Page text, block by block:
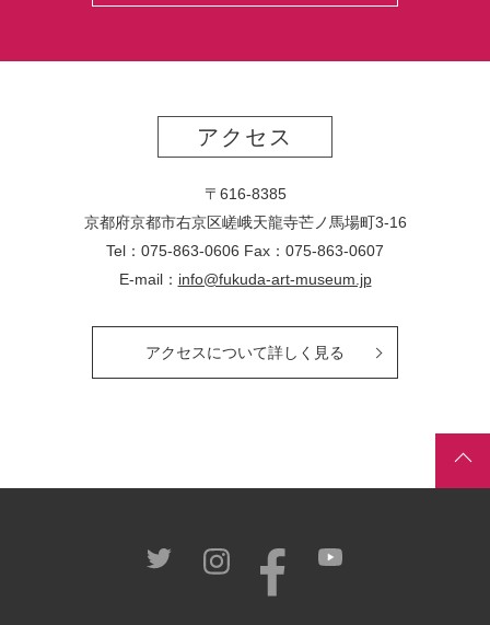
アクセス
〒616-8385
京都府京都市右京区嵯峨天龍寺芒ノ馬場町3-16
Tel：075-863-0606 Fax：075-863-0607
E-mail： info@fukuda-art-museum.jp
アクセスについて詳しく見る